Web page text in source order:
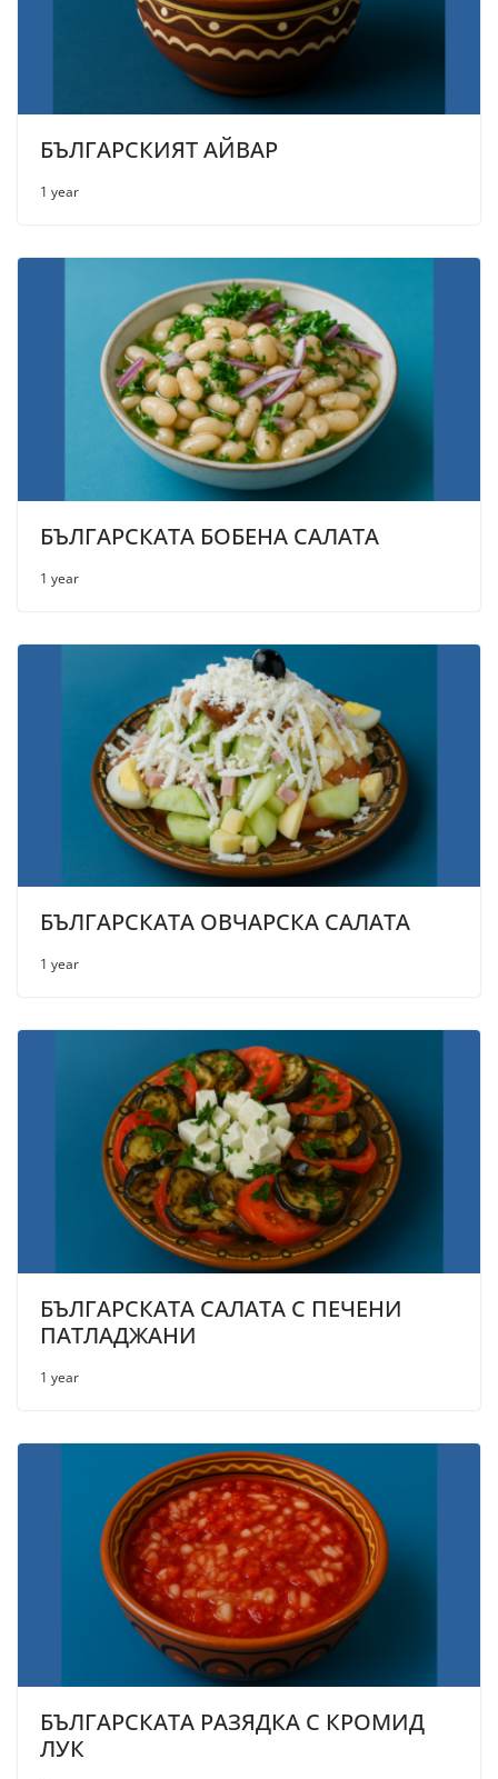
БЪЛГАРСКИЯТ АЙВАР
1 year
БЪЛГАРСКАТА БОБЕНА САЛАТА
1 year
БЪЛГАРСКАТА ОВЧАРСКА САЛАТА
1 year
БЪЛГАРСКАТА САЛАТА С ПЕЧЕНИ
ПАТЛАДЖАНИ
1 year
БЪЛГАРСКАТА РАЗЯДКА С КРОМИД
ЛУК